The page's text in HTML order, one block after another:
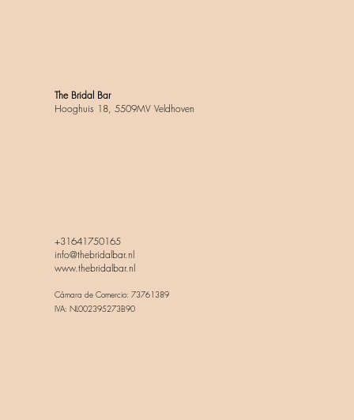
The Bridal Bar
Hooghuis 18, 5509MV Veldhoven
+31641750165
info@thebridalbar.nl
www.thebridalbar.nl
Cámara de Comercio: 73761389
IVA: NL002395273B90